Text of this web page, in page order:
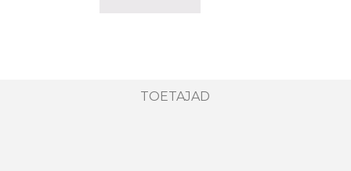
TOETAJAD